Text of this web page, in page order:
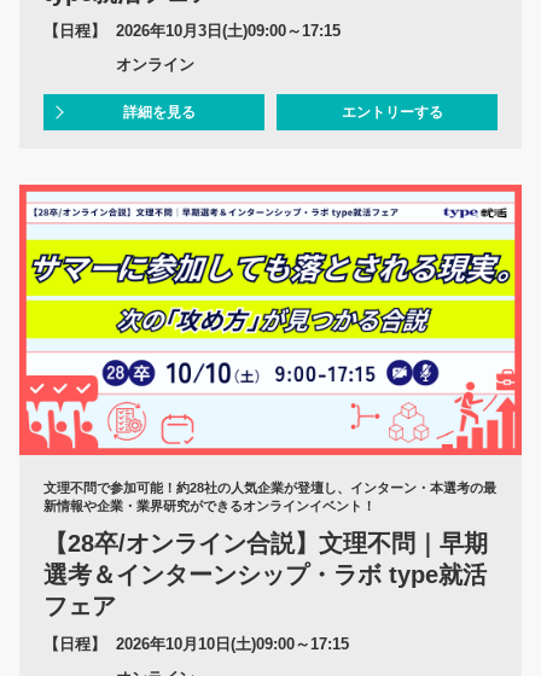
【日程】
2026年10月3日(土)09:00～17:15
オンライン
詳細を見る エントリーする
文理不問で参加可能！約28社の人気企業が登壇し、インターン・本選考の最
新情報や企業・業界研究ができるオンラインイベント！
【28卒/オンライン合説】文理不問｜早期
選考＆インターンシップ・ラボ type就活
フェア
【日程】
2026年10月10日(土)09:00～17:15